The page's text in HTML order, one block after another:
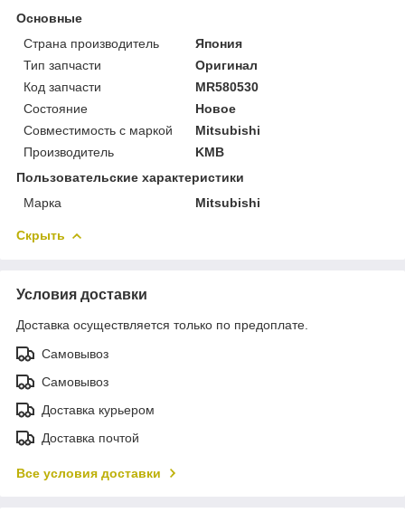
Основные
Страна производитель
Япония
Тип запчасти
Оригинал
Код запчасти
MR580530
Состояние
Новое
Совместимость с маркой
Mitsubishi
Производитель
KMB
Пользовательские характеристики
Марка
Mitsubishi
Скрыть
Условия доставки
Доставка осуществляется только по предоплате.
Самовывоз
Самовывоз
Доставка курьером
Доставка почтой
Все условия доставки